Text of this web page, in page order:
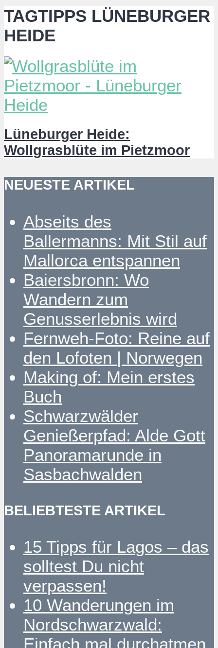
TAGTIPPS LÜNEBURGER
HEIDE
Lüneburger Heide:
Wollgrasblüte im Pietzmoor
NEUESTE ARTIKEL
Abseits des
Ballermanns: Mit Stil auf
Mallorca entspannen
Baiersbronn: Wo
Wandern zum
Genusserlebnis wird
Fernweh-Foto: Reine auf
den Lofoten | Norwegen
Making of: Mein erstes
Buch
Schwarzwälder
Genießerpfad: Alde Gott
Panoramarunde in
Sasbachwalden
BELIEBTESTE ARTIKEL
15 Tipps für Lagos – das
solltest Du nicht
verpassen!
10 Wanderungen im
Nordschwarzwald:
Einfach mal durchatmen